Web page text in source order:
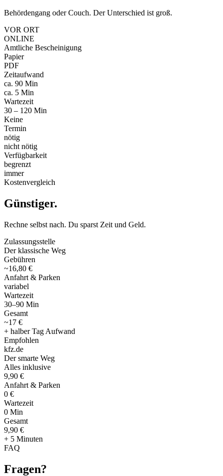
Behördengang oder Couch. Der Unterschied ist groß.
VOR ORT
ONLINE
Amtliche Bescheinigung
Papier
PDF
Zeitaufwand
ca. 90 Min
ca. 5 Min
Wartezeit
30 – 120 Min
Keine
Termin
nötig
nicht nötig
Verfügbarkeit
begrenzt
immer
Kostenvergleich
Günstiger.
Rechne selbst nach. Du sparst Zeit und Geld.
Zulassungsstelle
Der klassische Weg
Gebühren
~16,80 €
Anfahrt & Parken
variabel
Wartezeit
30–90 Min
Gesamt
~17 €
+ halber Tag Aufwand
Empfohlen
kfz.de
Der smarte Weg
Alles inklusive
9,90 €
Anfahrt & Parken
0 €
Wartezeit
0 Min
Gesamt
9,90 €
+ 5 Minuten
FAQ
Fragen?